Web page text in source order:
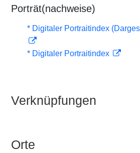
Porträt(nachweise)
* Digitaler Portraitindex
* Digitaler Portraitindex
Verknüpfungen
Orte